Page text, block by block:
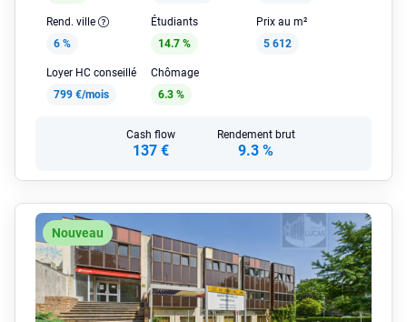
Rend. ville
6 %
Étudiants
14.7 %
Prix au m²
5 612
Loyer HC conseillé
799 €/mois
Chômage
6.3 %
Cash flow
137 €
Rendement brut
9.3 %
Nouveau